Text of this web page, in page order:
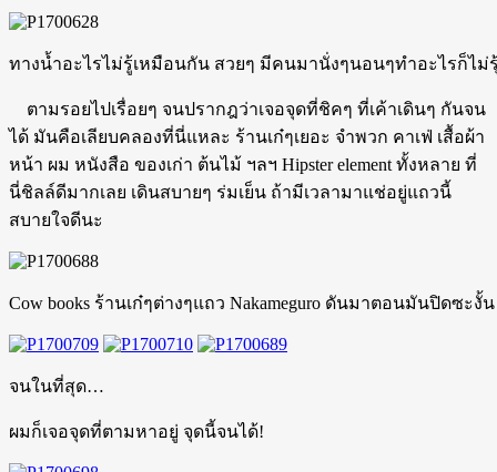
ทางน้ำอะไรไม่รู้เหมือนกัน สวยๆ มีคนมานั่งๆนอนๆทำอะไรก็ไม่
ตามรอยไปเรื่อยๆ จนปรากฎว่าเจอจุดที่ชิคๆ ที่เค้าเดินๆ กันจน
ได้ มันคือเลียบคลองที่นี่แหละ ร้านเก๋ๆเยอะ จำพวก คาเฟ่ เสื้อผ้า
หน้า ผม หนังสือ ของเก่า ต้นไม้ ฯลฯ Hipster element ทั้งหลาย ที่
นี่ชิลล์ดีมากเลย เดินสบายๆ ร่มเย็น ถ้ามีเวลามาแช่อยู่แถวนี้
สบายใจดีนะ
Cow books ร้านเก๋ๆต่างๆแถว Nakameguro ดันมาตอนมันปิดซะงั้น
จนในที่สุด…
ผมก็เจอจุดที่ตามหาอยู่ จุดนี้จนได้!